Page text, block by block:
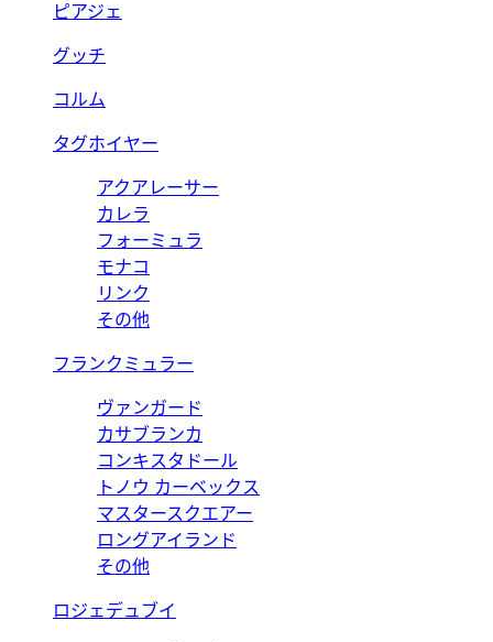
ピアジェ
グッチ
コルム
タグホイヤー
アクアレーサー
カレラ
フォーミュラ
モナコ
リンク
その他
フランクミュラー
ヴァンガード
カサブランカ
コンキスタドール
トノウ カーベックス
マスタースクエアー
ロングアイランド
その他
ロジェデュブイ